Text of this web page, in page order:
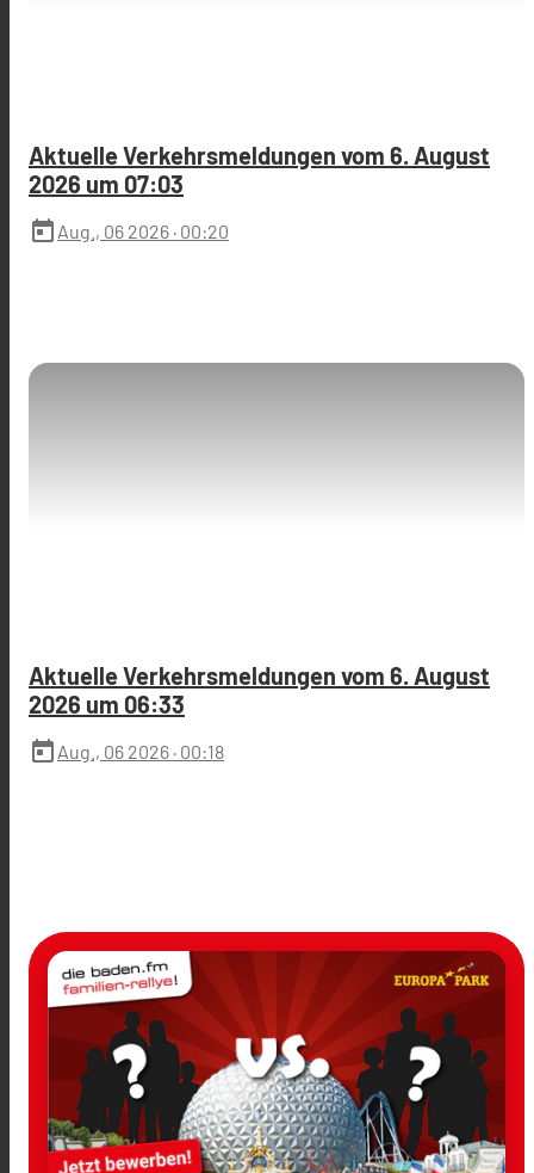
Aktuelle Verkehrsmeldungen vom 6. August
2026 um 07:03
today Aug., 06 2026 · 00:20
Aktuelle Verkehrsmeldungen vom 6. August
2026 um 06:33
today Aug., 06 2026 · 00:18